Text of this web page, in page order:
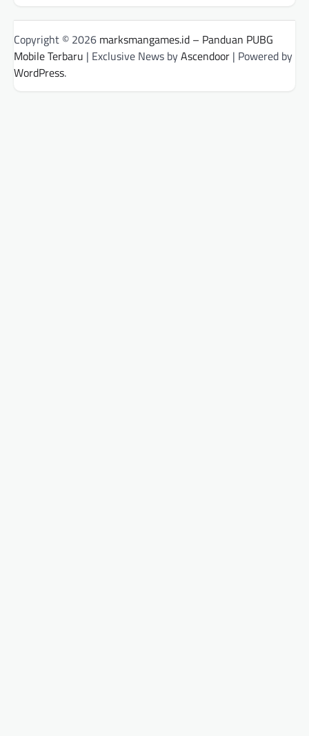
Copyright © 2026 marksmangames.id – Panduan PUBG
Mobile Terbaru | Exclusive News byAscendoor | Powered by
WordPress.